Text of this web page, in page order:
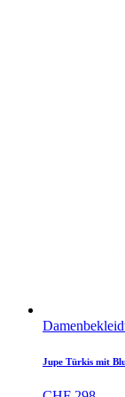
Jupe Türkis mit